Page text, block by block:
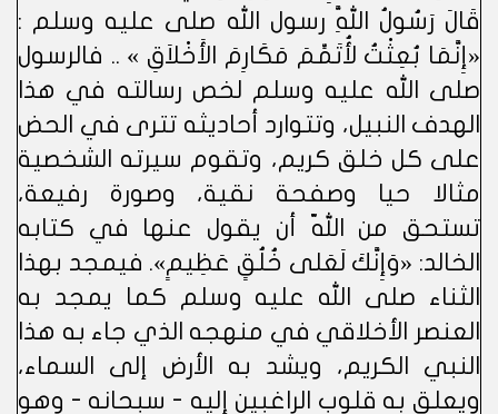
قَالَ رَسُولُ اللَّهِ رسول الله صلى عليه وسلم :
«إِنَّمَا بُعِثْتُ لأُتَمِّمَ مَكَارِمَ الأَخْلاَقِ » .. فالرسول
صلى الله عليه وسلم لخص رسالته في هذا
الهدف النبيل، وتتوارد أحاديثه تترى في الحض
على كل خلق كريم، وتقوم سيرته الشخصية
مثالا حيا وصفحة نقية، وصورة رفيعة،
تستحق من اللّه أن يقول عنها في كتابه
الخالد: «وَإِنَّكَ لَعَلى خُلُقٍ عَظِيمٍ». فيمجد بهذا
الثناء صلى الله عليه وسلم كما يمجد به
العنصر الأخلاقي في منهجه الذي جاء به هذا
النبي الكريم، ويشد به الأرض إلى السماء،
ويعلق به قلوب الراغبين إليه - سبحانه - وهو